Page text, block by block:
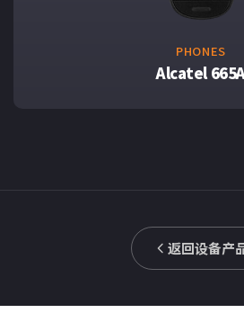
PHONES
Alcatel
返回设备产